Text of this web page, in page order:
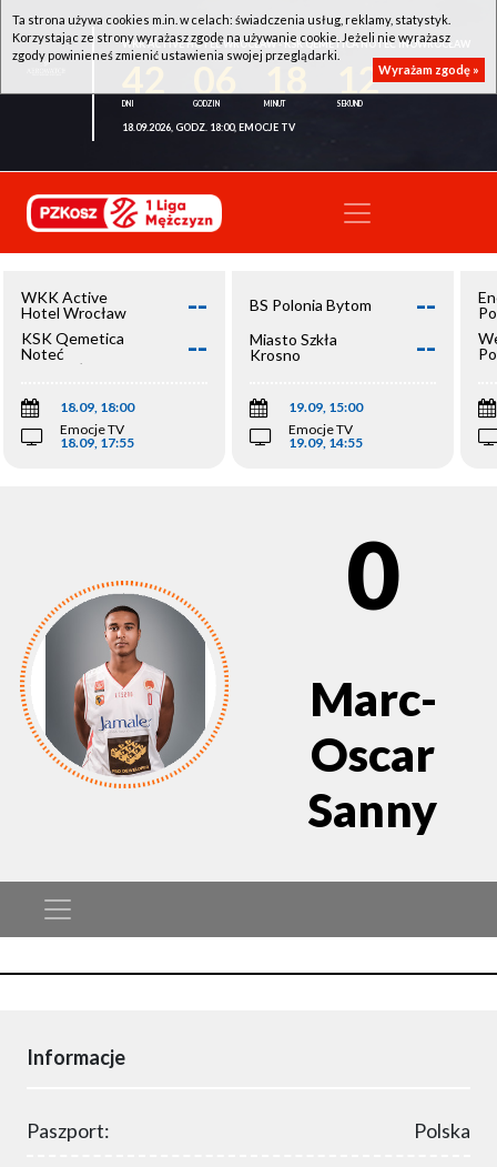
WKK ACTIVE HOTEL WROCŁAW - KSK QEMETICA NOTEĆ INOWROCŁAW
12
18.09.2026, GODZ. 18:00, EMOCJE TV
WKK Active
Hotel Wrocław
--
KSK Qemetica
Noteć
Inowrocław
--
18.09, 18:00
Emocje TV
18.09, 17:55
BS Polonia Bytom --
Miasto Szkła
Krosno
--
19.09, 15:00
Emocje TV
19.09, 14:55
0
Marc-
Oscar
Sanny
Informacje
Paszport: Polska
Ta strona używa cookies m.in. w celach: świadczenia usług, reklamy, statystyk.
Korzystając ze strony wyrażasz zgodę na używanie cookie. Jeżeli nie wyrażasz
zgody powinieneś zmienić ustawienia swojej przeglądarki.
Wyrażam zgodę »